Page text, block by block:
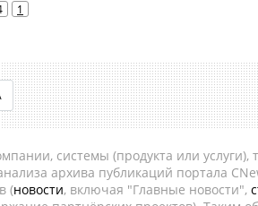
1
системы (продукта или услуги),
архива публикаций портала
(новости, включая "Главные новости",